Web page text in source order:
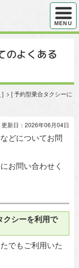
ハンバ
MENU
のよくある
] > [ 予約型乗合タクシーに
更新日：2026年06月04日
どについてお問
お問い合わせく
クシーを利用で
でもご利用いた